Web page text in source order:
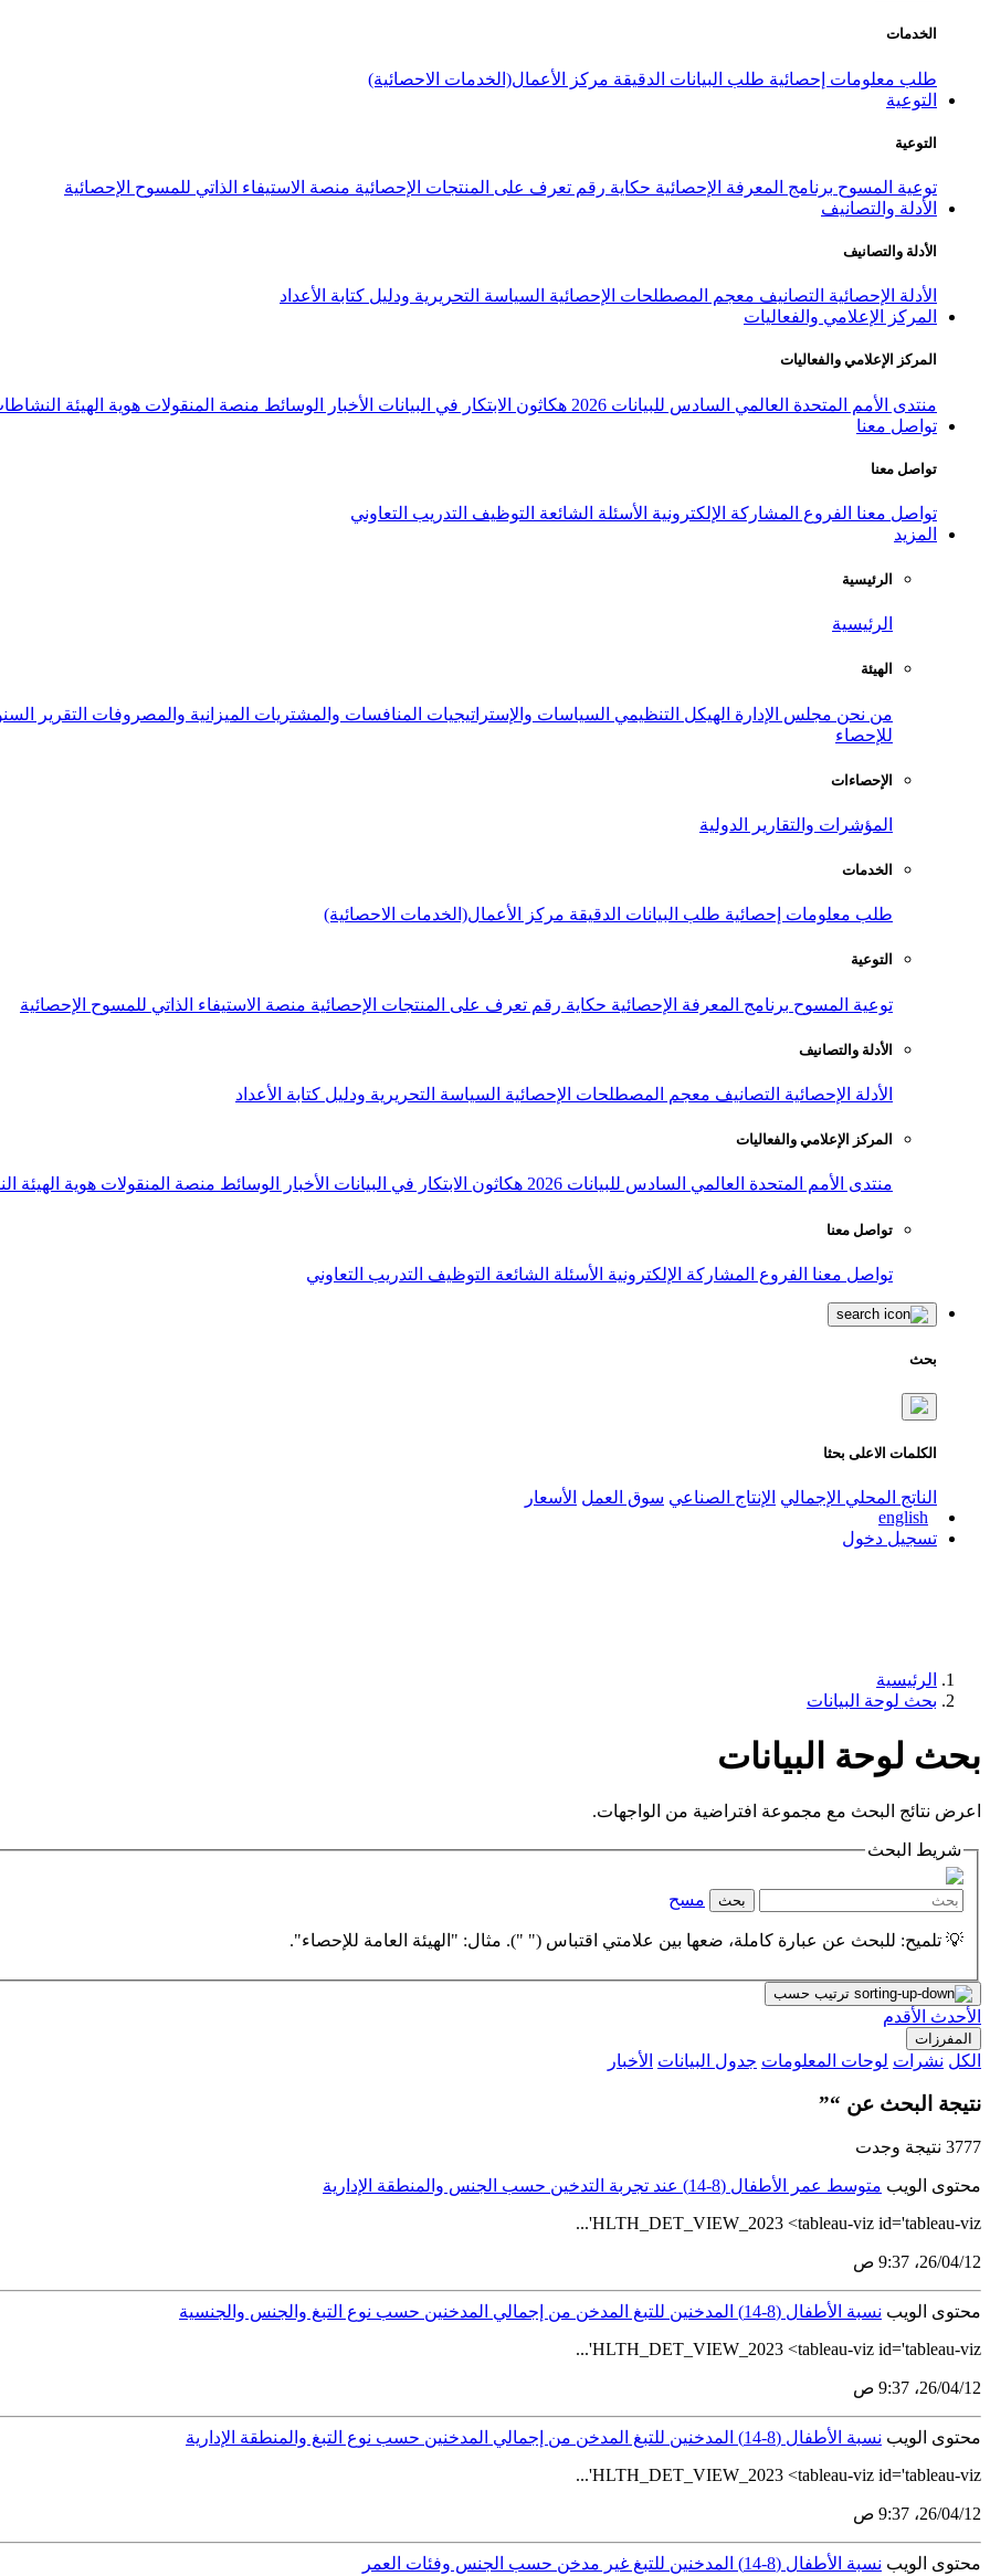
الخدمات
طلب معلومات إحصائية طلب البيانات الدقيقة مركز الأعمال(الخدمات الاحصائية)
التوعية
التوعية
توعية المسوح برنامج المعرفة الإحصائية حكاية رقم تعرف على المنتجات الإحصائية منصة الاستيفاء الذاتي للمسوح الإحصائية
الأدلة والتصانيف
الأدلة والتصانيف
الأدلة الإحصائية التصانيف معجم المصطلحات الإحصائية السياسة التحريرية ودليل كتابة الأعداد
المركز الإعلامي والفعاليات
المركز الإعلامي والفعاليات
منتدى الأمم المتحدة العالمي السادس للبيانات 2026 هكاثون الابتكار في البيانات الأخبار الوسائط منصة المنقولات هوية الهيئة
تواصل معنا
تواصل معنا
تواصل معنا الفروع المشاركة الإلكترونية الأسئلة الشائعة التوظيف التدريب التعاوني
المزيد
الرئيسية
الرئيسية
الهيئة
من نحن مجلس الإدارة الهيكل التنظيمي السياسات والإستراتيجيات المنافسات والمشتريات الميزانية والمصروفات التقرير
للإحصاء
الإحصاءات
المؤشرات والتقارير الدولية
الخدمات
طلب معلومات إحصائية طلب البيانات الدقيقة مركز الأعمال(الخدمات الاحصائية)
التوعية
توعية المسوح برنامج المعرفة الإحصائية حكاية رقم تعرف على المنتجات الإحصائية منصة الاستيفاء الذاتي للمسوح الإحصائية
الأدلة والتصانيف
الأدلة الإحصائية التصانيف معجم المصطلحات الإحصائية السياسة التحريرية ودليل كتابة الأعداد
المركز الإعلامي والفعاليات
منتدى الأمم المتحدة العالمي السادس للبيانات 2026 هكاثون الابتكار في البيانات الأخبار الوسائط منصة المنقولات هوية الهيئة
تواصل معنا
تواصل معنا الفروع المشاركة الإلكترونية الأسئلة الشائعة التوظيف التدريب التعاوني
بحث
الكلمات الاعلى بحثا
الناتج المحلي الإجمالي الإنتاج الصناعي سوق العمل الأسعار
english
تسجيل دخول
الرئيسية
بحث لوحة البيانات
بحث لوحة البيانات
اعرض نتائج البحث مع مجموعة افتراضية من الواجهات.
شريط البحث
بحث مسح
💡 تلميح: للبحث عن عبارة كاملة، ضعها بين علامتي اقتباس (" "). مثال: "الهيئة العامة للإحصاء".
ترتيب حسب
الأحدث الأقدم
المفرزات
الكل نشرات لوحات المعلومات جدول البيانات الأخبار
نتيجة البحث عن “”
3777 نتيجة وجدت
محتوى الويب متوسط عمر الأطفال (8-14) عند تجربة التدخين حسب الجنس والمنطقة الإدارية
HLTH_DET_VIEW_2023 <tableau-viz id='tableau-viz'...
12‏/04‏/26، 9:37 ص
محتوى الويب نسبة الأطفال (8-14) المدخنين للتبغ المدخن من إجمالي المدخنين حسب نوع التبغ والجنس والجنسية
HLTH_DET_VIEW_2023 <tableau-viz id='tableau-viz'...
12‏/04‏/26، 9:37 ص
محتوى الويب نسبة الأطفال (8-14) المدخنين للتبغ المدخن من إجمالي المدخنين حسب نوع التبغ والمنطقة الإدارية
HLTH_DET_VIEW_2023 <tableau-viz id='tableau-viz'...
12‏/04‏/26، 9:37 ص
محتوى الويب نسبة الأطفال (8-14) المدخنين للتبغ غير مدخن حسب الجنس وفئات العمر